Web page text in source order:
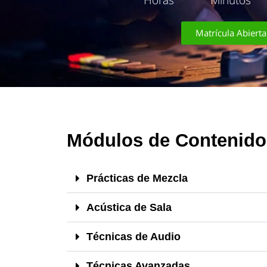
Matrícula Abierta
Módulos de
Prácticas de Mezcla
Acústica de Sala
Técnicas de Audio